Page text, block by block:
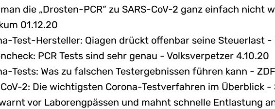
man die „Drosten-PCR“ zu SARS-CoV-2 ganz einfach nicht
01.12.20
Test-Hersteller: Qiagen drückt offenbar seine Steuerlast -
PCR Tests sind sehr genau - Volksverpetzer 4.10.20
Tests: Was zu falschen Testergebnissen führen kann -
2: Die wichtigsten Corona-Testverfahren im Überblick -
vor Laborengpässen und mahnt schnelle Entlastung